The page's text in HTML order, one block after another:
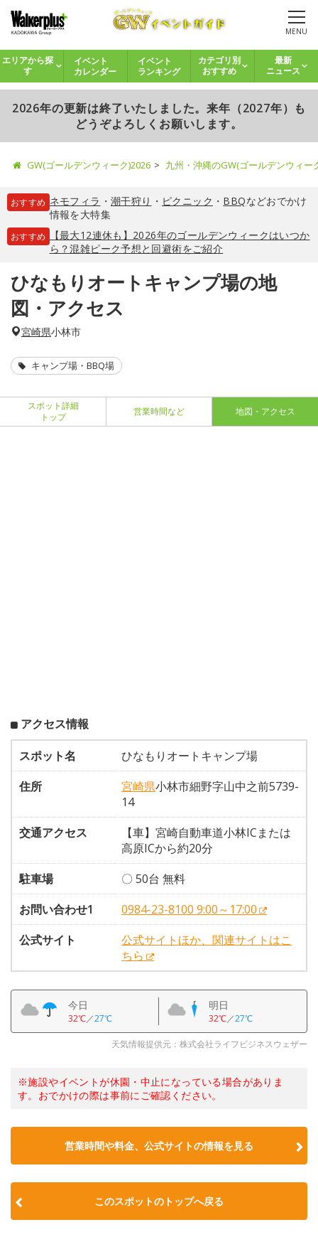
MENU
エリアから探
す
イベント
カレンダー
イベント
ランキング
カテゴリ別
おすすめ
最新
ニュース
2026年の更新は終了いたしました。来年（2027年）も
どうぞよろしくお願いします。
GW(ゴールデンウィーク)2026 九州・沖縄のGW(ゴールデンウィ
おすすめ ネモフィラ ・ 潮干狩り ・ ピクニック ・ BBQなどおでかけ
情報を大特集
おすすめ
【最大12連休も】2026年のゴールデンウィークはいつか
ら？混雑ピーク予想と回避術をご紹介
ひなもりオートキャンプ場の地
図・アクセス
宮崎県小林市
キャンプ場・BBQ場
スポット詳細
トップ
営業時間など 地図・アクセス
アクセス情報
スポット名
ひなもりオートキャンプ場
住所
宮崎県小林市細野字山中之前5739-
14
交通アクセス
【車】宮崎自動車道小林ICまたは
高原ICから約20分
駐車場
〇 50台 無料
お問い合わせ1
0984-23-8100 9:00～17:00
公式サイト
公式サイトほか、関連サイトはこ
ちら
今日
32℃／27℃
明日
32℃／27℃
天気情報提供元：株式会社ライフビジネスウェザー
※施設やイベントが休園・中止になっている場合がありま
す。おでかけの際は事前にご確認ください。
営業時間や料金、公式サイトの情報を見る
このスポットのトップへ戻る